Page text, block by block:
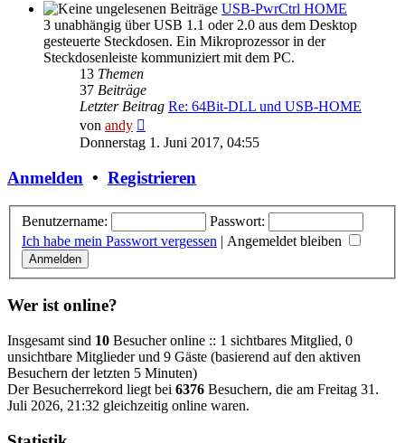
USB-PwrCtrl HOME
3 unabhängig über USB 1.1 oder 2.0 aus dem Desktop
gesteuerte Steckdosen. Ein Mikroprozessor in der
Steckdosenleiste kommuniziert mit dem PC.
13 Themen
37 Beiträge
Letzter Beitrag Re: 64Bit-DLL und USB-HOME
von andy
Beitrag
Donnerstag 1. Juni 2017, 04:55
Anmelden • Registrieren
Benutzername:
Passwort:
Ich habe mein Passwort vergessen | Angemeldet bleiben
Wer ist online?
Insgesamt sind 10 Besucher online :: 1 sichtbares Mitglied, 0
unsichtbare Mitglieder und 9 Gäste (basierend auf den aktiven
Besuchern der letzten 5 Minuten)
Der Besucherrekord liegt bei 6376 Besuchern, die am Freitag 31.
Juli 2026, 21:32 gleichzeitig online waren.